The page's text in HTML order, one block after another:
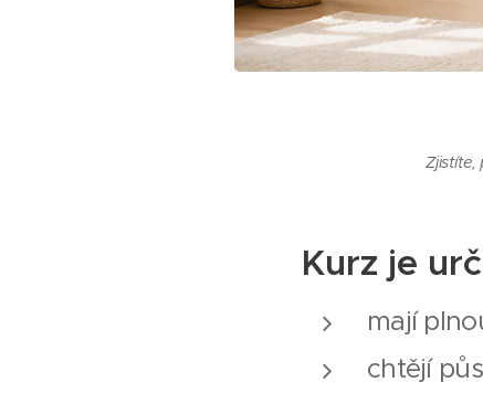
Zjistíte,
Kurz je
mají
chtějí